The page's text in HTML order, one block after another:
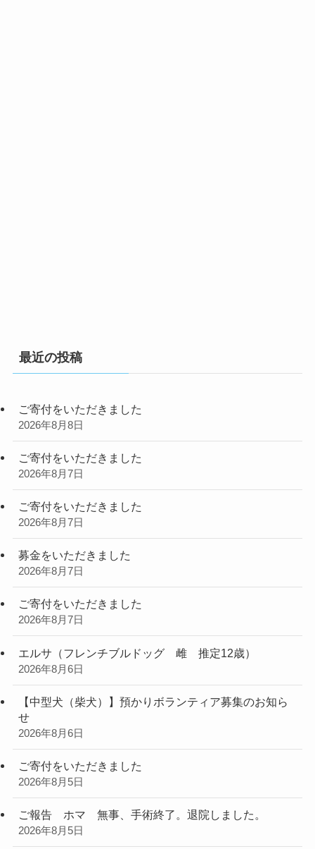
最近の投稿
ご寄付をいただきました
2026年8月8日
ご寄付をいただきました
2026年8月7日
ご寄付をいただきました
2026年8月7日
募金をいただきました
2026年8月7日
ご寄付をいただきました
2026年8月7日
エルサ（フレンチブルドッグ 雌 推定12歳）
2026年8月6日
【中型犬（柴犬）】預かりボランティア募集のお知ら
せ
2026年8月6日
ご寄付をいただきました
2026年8月5日
ご報告 ホマ 無事、手術終了。退院しました。
2026年8月5日